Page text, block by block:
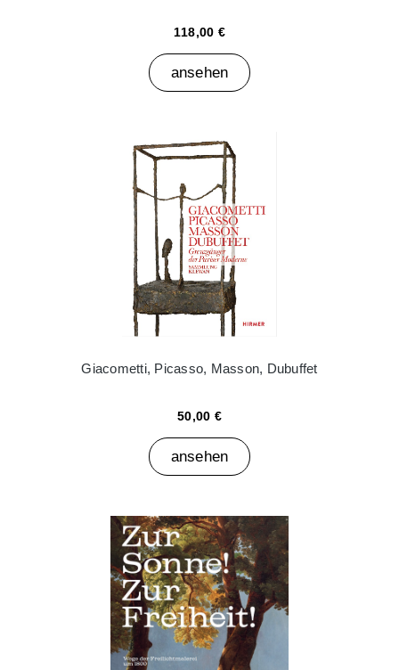
118,00 €
ansehen
Giacometti, Picasso, Masson, Dubuffet
50,00 €
ansehen